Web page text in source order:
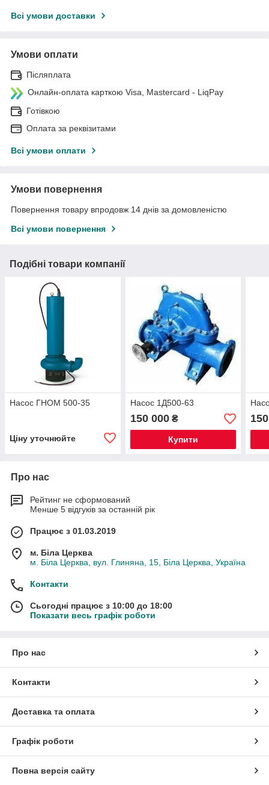
Всі умови доставки
Умови оплати
Післяплата
Онлайн-оплата карткою Visa, Mastercard - LiqPay
Готівкою
Оплата за реквізитами
Всі умови оплати
Умови повернення
Повернення товару впродовж 14 днів за домовленістю
Всі умови повернення
Подібні товари компанії
Насос ГНОМ 500-35
Ціну уточнюйте
Насос 1Д500-63
150 000₴
Купити
Про нас
Рейтинг не сформований
Менше 5 відгуків за останній рік
Працює з 01.03.2019
м. Біла Церква
м. Біла Церква, вул. Глиняна, 15, Біла Церква, Україна
Контакти
Сьогодні працює з 10:00 до 18:00
Показати весь графік роботи
Про нас
Контакти
Доставка та оплата
Графік роботи
Повна версія сайту